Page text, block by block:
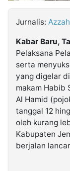
Kabarbaru.co
2026
Jurnalis:
Kabar Baru,
Pelaksana
serta
yang digelar
makam Habib
Al Hamid
tanggal 12
oleh kurang
Kabupaten
berjalan